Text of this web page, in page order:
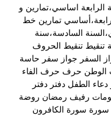
الرابعة اساسي،تمارين و
تمارين خط
السادسة،سنة
تنقيط تنقيط الحروف
السفر جواز سفر حاسة
حرف حرف الفاء
دعاء الطفل دفتر دفتر
رفيف رمضان روضة
سورة سورة الكافرون